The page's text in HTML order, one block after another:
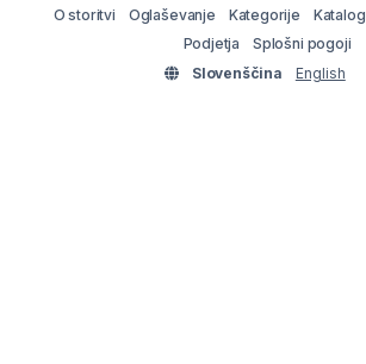
O storitvi
Oglaševanje Kategorije Katalog
Podjetja
Splošni pogoji
Slovenščina
English